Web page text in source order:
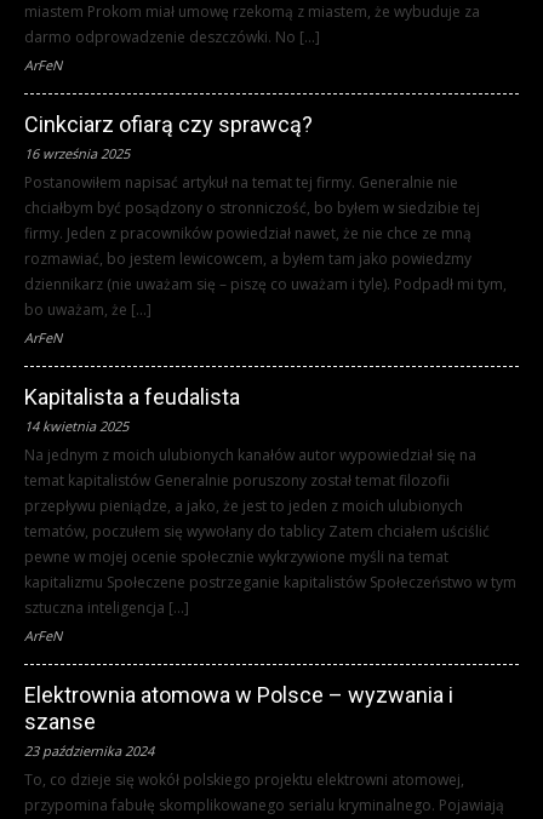
miastem Prokom miał umowę rzekomą z miastem, że wybuduje za
darmo odprowadzenie deszczówki. No […]
ArFeN
Cinkciarz ofiarą czy sprawcą?
16 września 2025
Postanowiłem napisać artykuł na temat tej firmy. Generalnie nie
chciałbym być posądzony o stronniczość, bo byłem w siedzibie tej
firmy. Jeden z pracowników powiedział nawet, że nie chce ze mną
rozmawiać, bo jestem lewicowcem, a byłem tam jako powiedzmy
dziennikarz (nie uważam się – piszę co uważam i tyle). Podpadł mi tym,
bo uważam, że […]
ArFeN
Kapitalista a feudalista
14 kwietnia 2025
Na jednym z moich ulubionych kanałów autor wypowiedział się na
temat kapitalistów Generalnie poruszony został temat filozofii
przepływu pieniądze, a jako, że jest to jeden z moich ulubionych
tematów, poczułem się wywołany do tablicy Zatem chciałem uściślić
pewne w mojej ocenie społecznie wykrzywione myśli na temat
kapitalizmu Społeczene postrzeganie kapitalistów Społeczeństwo w tym
sztuczna inteligencja […]
ArFeN
Elektrownia atomowa w Polsce – wyzwania i
szanse
23 października 2024
To, co dzieje się wokół polskiego projektu elektrowni atomowej,
przypomina fabułę skomplikowanego serialu kryminalnego. Pojawiają